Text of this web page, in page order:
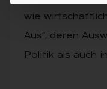
wie
Aus“, deren
Politik als auch